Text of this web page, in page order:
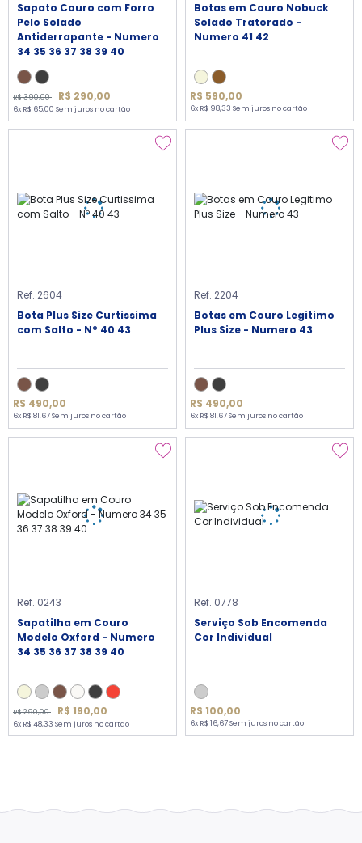
Sapato Couro com Forro
Pelo Solado
Antiderrapante - Numero
34 35 36 37 38 39 40
R$ 390,00 R$ 290,00
6x R$ 65,00 Sem juros no cartão
Botas em Couro Nobuck
Solado Tratorado -
Numero 41 42
R$ 590,00
6x R$ 98,33 Sem juros no cartão
Ref. 2604
Bota Plus Size Curtissima
com Salto - Nº 40 43
R$ 490,00
6x R$ 81,67 Sem juros no cartão
Ref. 2204
Botas em Couro Legitimo
Plus Size - Numero 43
R$ 490,00
6x R$ 81,67 Sem juros no cartão
Ref. 0243
Sapatilha em Couro
Modelo Oxford - Numero
34 35 36 37 38 39 40
R$ 290,00 R$ 190,00
6x R$ 48,33 Sem juros no cartão
Ref. 0778
Serviço Sob Encomenda
Cor Individual
R$ 100,00
6x R$ 16,67 Sem juros no cartão